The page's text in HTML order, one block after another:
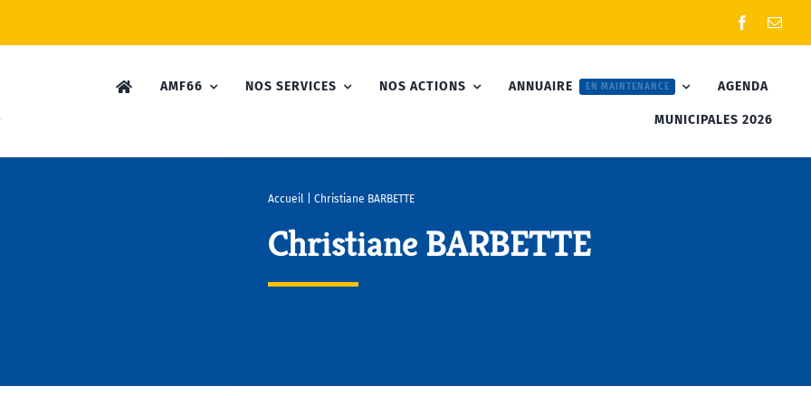
AMF66 NOS SERVICES NOS ACTIONS ANNUAIRE EN MAINTENANCE AGENDA
MUNICIPALES 2026
Accueil| Christiane BARBETTE
Christiane BARBETTE